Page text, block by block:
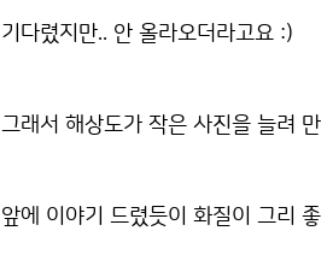
기다렸지만.. 안 올라오더라고요 :)
그래서 해상도가 작은 사진을 늘려
앞에 이야기 드렸듯이 화질이 그리